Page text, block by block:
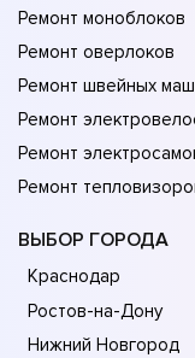
Ремонт моноблоков
Ремонт оверлоков
Ремонт швейных
Ремонт
Ремонт
Ремонт
ВЫБОР ГОРОДА
Краснодар
Ростов-на-Дону
Нижний Новгород